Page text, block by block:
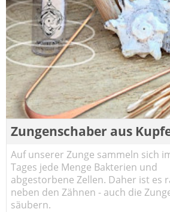
Zungenschaber aus
Auf unserer Zunge sammeln sich
Tages jede Menge Bakterien und
abgestorbene Zellen. Daher ist es
neben den Zähnen - auch die
säubern.